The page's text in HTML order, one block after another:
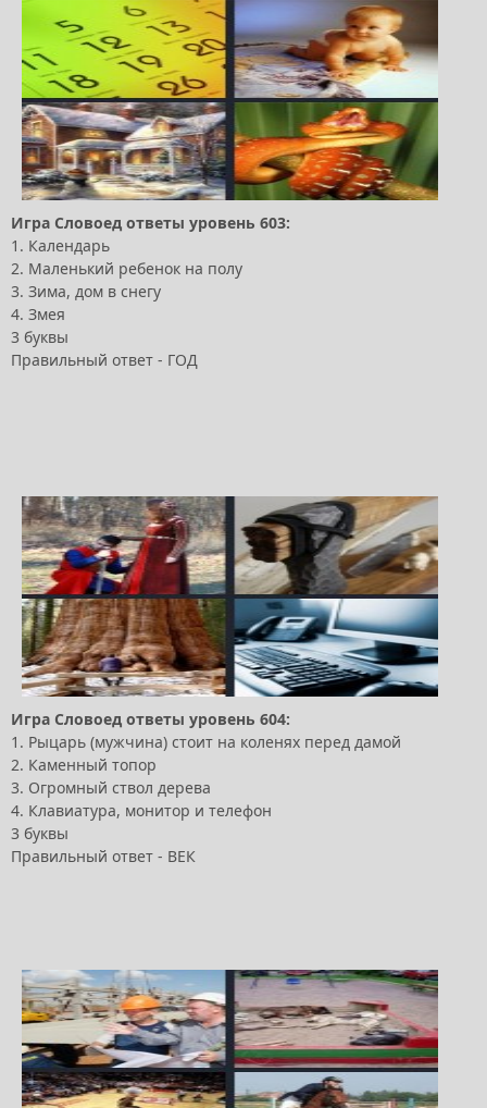
Игра Словоед ответы уровень 603:
1. Календарь
2. Маленький ребенок на полу
3. Зима, дом в снегу
4. Змея
3 буквы
Правильный ответ - ГОД
Игра Словоед ответы уровень 604:
1. Рыцарь (мужчина) стоит на коленях перед дамой
2. Каменный топор
3. Огромный ствол дерева
4. Клавиатура, монитор и телефон
3 буквы
Правильный ответ - ВЕК